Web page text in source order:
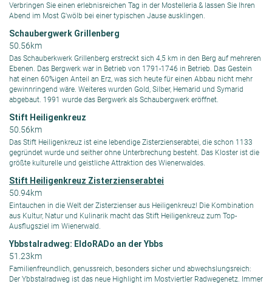
Verbringen Sie einen erlebnisreichen Tag in der Mostelleria & lassen Sie Ihren
Abend im Most G'wölb bei einer typischen Jause ausklingen.
Schaubergwerk Grillenberg
50.56km
Das Schauberkwerk Grillenberg erstreckt sich 4,5 km in den Berg auf mehreren
Ebenen. Das Bergwerk war in Betrieb von 1791-1746 in Betrieb. Das Gestein
hat einen 60%igen Anteil an Erz, was sich heute für einen Abbau nicht mehr
gewinnringend wäre. Weiteres wurden Gold, Silber, Hemarid und Symarid
abgebaut. 1991 wurde das Bergwerk als Schaubergwerk eröffnet.
Stift Heiligenkreuz
50.56km
Das Stift Heiligenkreuz ist eine lebendige Zisterzienserabtei, die schon 1133
gegründet wurde und seither ohne Unterbrechung besteht. Das Kloster ist die
größte kulturelle und geistliche Attraktion des Wienerwaldes.
Stift Heiligenkreuz Zisterzienserabtei
50.94km
Eintauchen in die Welt der Zisterzienser aus Heiligenkreuz! Die Kombination
aus Kultur, Natur und Kulinarik macht das Stift Heiligenkreuz zum Top-
Ausflugsziel im Wienerwald.
Ybbstalradweg: EldoRADo an der Ybbs
51.23km
Familienfreundlich, genussreich, besonders sicher und abwechslungsreich:
Der Ybbstalradweg ist das neue Highlight im Mostviertler Radwegenetz. Immer